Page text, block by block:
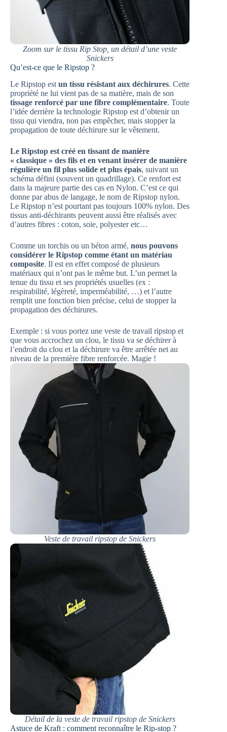
Zoom sur le tissu Rip Stop, un détail d’une veste
Snickers
Qu’est-ce que le Ripstop ?
Le Ripstop est un tissu résistant aux déchirures. Cette
propriété ne lui vient pas de sa matière, mais de son
tissage renforcé par une fibre complémentaire. Toute
l’idée derrière la technologie Ripstop est d’obtenir un
tissu qui viendra, non pas empêcher, mais stopper la
propagation de toute déchirure sur le vêtement.
Le Ripstop est créé en tissant de manière
« classique » des fils et en venant insérer de manière
régulière un fil plus solide et plus épais, suivant un
schéma défini (souvent un quadrillage). Ce renfort est
dans la majeure partie des cas en Nylon. C’est ce qui
donne par abus de langage, le nom de Ripstop nylon.
Le Ripstop n’est pourtant pas toujours 100% nylon. Des
tissus anti-déchirants peuvent aussi être réalisés avec
d’autres fibres : coton, soie, polyester etc…
Comme un torchis ou un béton armé, nous pouvons
considérer le Ripstop comme étant un matériau
composite. Il est en effet composé de plusieurs
matériaux qui n’ont pas le même but. L’un permet la
tenue du tissu et ses propriétés usuelles (ex :
respirabilité, légèreté, imperméabilité, …) et l’autre
remplit une fonction bien précise, celui de stopper la
propagation des déchirures.
Exemple : si vous portez une veste de travail ripstop et
que vous accrochez un clou, le tissu va se déchirer à
l’endroit du clou et la déchirure va être arrêtée net au
niveau de la première fibre renforcée. Magie !
Veste de travail ripstop de Snickers
Détail de la veste de travail ripstop de Snickers
Astuce de Kraft : comment reconnaître le Rip-stop ?